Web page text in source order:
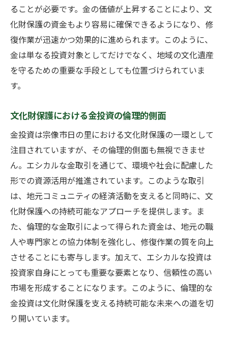
宗像市における金資産のポートフォリオ構
築法
最新の金投資トレンドとその応用
宗像市での金資産運用のリスク管理
宗像市の歴史を支える金の役割とその重要性
宗像市の発展における金の寄与
歴史を彩る金のアートと工芸品
金の歴史的価値を守るための取り組み
宗像市と金の共生関係を探る
金投資を通じて宗像市日の里で文化財を守る方
法
金投資が文化財保護に結びつくメカニズム
宗像市での金投資を通じたコミュニティ支
援
文化財保護プロジェクトへの金投資の活用
事例
金投資を通じた地域の啓発活動
ることが必要です。金の価値が上昇することにより、文
化財保護の資金もより容易に確保できるようになり、修
復作業が迅速かつ効果的に進められます。このように、
金は単なる投資対象としてだけでなく、地域の文化遺産
を守るための重要な手段としても位置づけられていま
す。
文化財保護における金投資の倫理的側面
金投資は宗像市日の里における文化財保護の一環として
注目されていますが、その倫理的側面も無視できませ
ん。エシカルな金取引を通じて、環境や社会に配慮した
形での資源活用が推進されています。このような取引
は、地元コミュニティの経済活動を支えると同時に、文
化財保護への持続可能なアプローチを提供します。ま
た、倫理的な金取引によって得られた資金は、地元の職
人や専門家との協力体制を強化し、修復作業の質を向上
させることにも寄与します。加えて、エシカルな投資は
投資家自身にとっても重要な要素となり、信頼性の高い
市場を形成することになります。このように、倫理的な
金投資は文化財保護を支える持続可能な未来への道を切
り開いています。